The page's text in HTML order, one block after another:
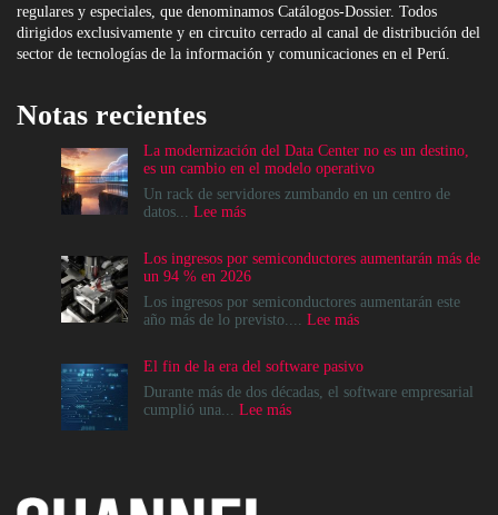
regulares y especiales, que denominamos Catálogos-Dossier. Todos
dirigidos exclusivamente y en circuito cerrado al canal de distribución del
sector de tecnologías de la información y comunicaciones en el Perú.
Notas recientes
La modernización del Data Center no es un destino,
es un cambio en el modelo operativo
Un rack de servidores zumbando en un centro de
datos... Lee más:
del
Data
Center
no
destino,
es
un
operativo
Los ingresos por semiconductores aumentarán más de
un 94 % en 2026
Los ingresos por semiconductores aumentarán este
año más de lo previsto.... Lee más:
por
semiconductores
El fin de la era del software pasivo
Durante más de dos décadas, el software empresarial
cumplió una... Lee más: